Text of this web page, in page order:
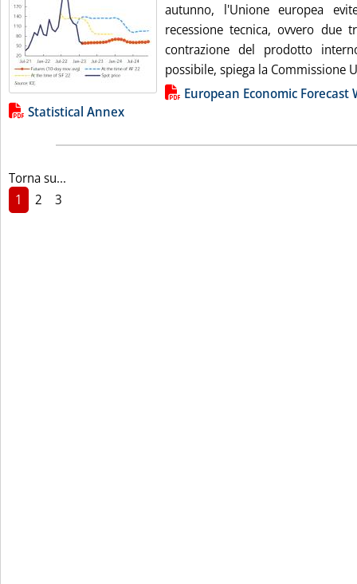
autunno, l'Unione europea
recessione tecnica, ovvero due
contrazione del prodotto
possibile, spiega la Commissione
Lista allegati PDF alla notiziaEuropean Economic Forecast
Statistical Annex
Torna su...
1
2 3